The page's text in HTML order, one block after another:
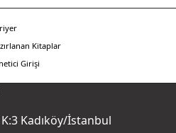
Kitaplar
Girişi
Kadıköy/İstanbul